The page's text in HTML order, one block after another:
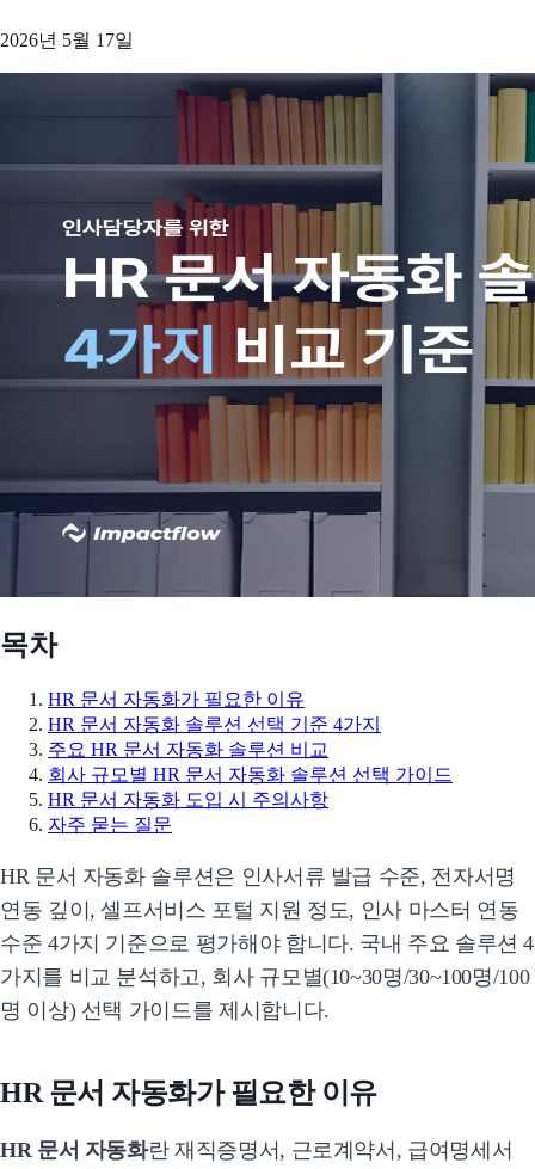
2026년 5월 17일
목차
HR 문서 자동화가 필요한 이유
HR 문서 자동화 솔루션 선택 기준 4가지
주요 HR 문서 자동화 솔루션 비교
회사 규모별 HR 문서 자동화 솔루션 선택 가이드
HR 문서 자동화 도입 시 주의사항
자주 묻는 질문
HR 문서 자동화 솔루션은 인사서류 발급 수준, 전자서명
연동 깊이, 셀프서비스 포털 지원 정도, 인사 마스터 연동
수준 4가지 기준으로 평가해야 합니다. 국내 주요 솔루션 4
가지를 비교 분석하고, 회사 규모별(10~30명/30~100명/100
명 이상) 선택 가이드를 제시합니다.
HR 문서 자동화가 필요한 이유
HR 문서 자동화란 재직증명서, 근로계약서, 급여명세서